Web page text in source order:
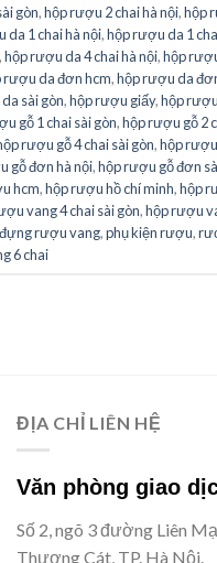
gòn,hộp rượu 2 chai hà nội,hộp
da 1 chai hà nội,hộp rượu da 1
,hộp rượu da 4 chai hà nội,hộp
rượu da đơn hcm,hộp rượu da
sài gòn,hộp rượu giấy,hộp
gỗ 1 chai sài gòn,hộp rượu gỗ 2
rượu gỗ 4 chai sài gòn,hộp
gỗ đơn hà nội,hộp rượu gỗ đơn
hcm,hộp rượu hồ chí minh,hộp
vang 4 chai sài gòn,hộp rượu
rượu vang,phụ kiện rượu,
6 chai
ĐỊA CHỈ LIÊN HỆ
Văn phòng giao
Số 2, ngõ 3 đường Liên
Thượng Cát, TP. Hà Nội.